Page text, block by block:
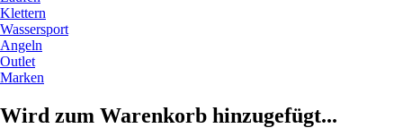
Klettern
Wassersport
Angeln
Outlet
Marken
Wird zum Warenkorb hinzugefügt...